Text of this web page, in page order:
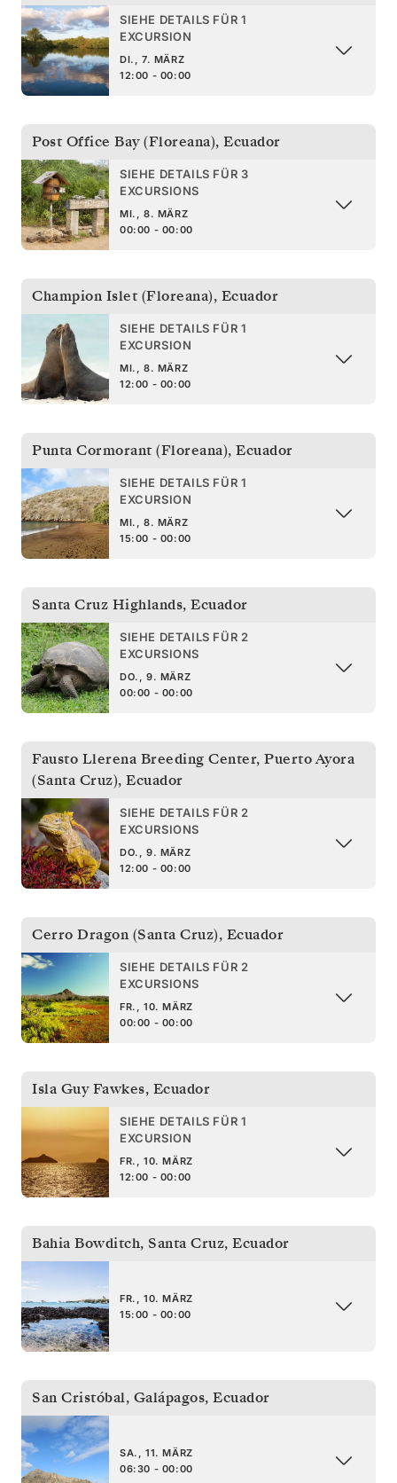
SIEHE DETAILS FÜR 1
EXCURSION
DI., 7. MÄRZ
12:00 - 00:00
Post Office Bay (Floreana), Ecuador
SIEHE DETAILS FÜR 3
EXCURSIONS
MI., 8. MÄRZ
00:00 - 00:00
Champion Islet (Floreana), Ecuador
SIEHE DETAILS FÜR 1
EXCURSION
MI., 8. MÄRZ
12:00 - 00:00
Punta Cormorant (Floreana), Ecuador
SIEHE DETAILS FÜR 1
EXCURSION
MI., 8. MÄRZ
15:00 - 00:00
Santa Cruz Highlands, Ecuador
SIEHE DETAILS FÜR 2
EXCURSIONS
DO., 9. MÄRZ
00:00 - 00:00
Fausto Llerena Breeding Center, Puerto Ayora
(Santa Cruz), Ecuador
SIEHE DETAILS FÜR 2
EXCURSIONS
DO., 9. MÄRZ
12:00 - 00:00
Cerro Dragon (Santa Cruz), Ecuador
SIEHE DETAILS FÜR 2
EXCURSIONS
FR., 10. MÄRZ
00:00 - 00:00
Isla Guy Fawkes, Ecuador
SIEHE DETAILS FÜR 1
EXCURSION
FR., 10. MÄRZ
12:00 - 00:00
Bahia Bowditch, Santa Cruz, Ecuador
FR., 10. MÄRZ
15:00 - 00:00
San Cristóbal, Galápagos, Ecuador
SA., 11. MÄRZ
06:30 - 00:00